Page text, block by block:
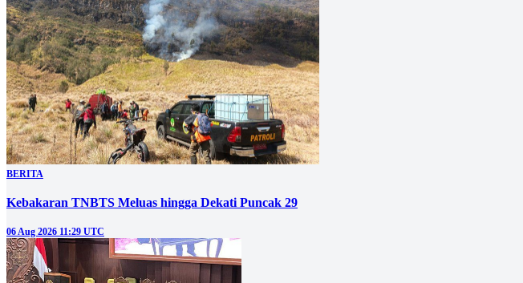
BERITA
Kebakaran TNBTS Meluas hingga Dekati Puncak 29
06 Aug 2026 11:29 UTC